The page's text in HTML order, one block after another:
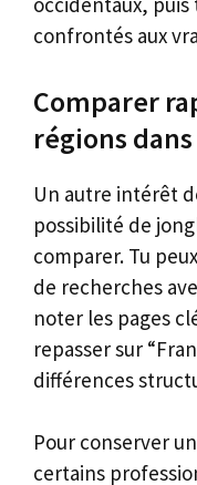
confrontés aux
Comparer
régions
Un autre intérêt
possibilité de
comparer. Tu
de recherches
noter les pages
repasser sur
différences
Pour conserver
certains